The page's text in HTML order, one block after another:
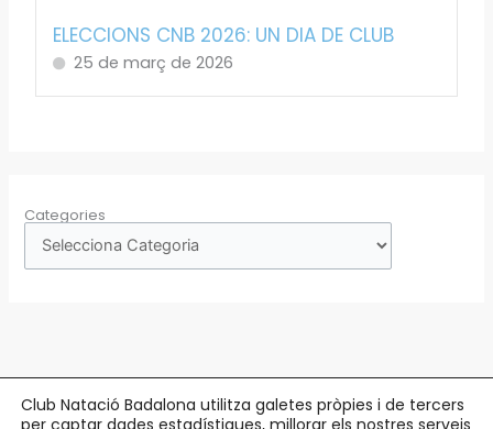
ELECCIONS CNB 2026: UN DIA DE CLUB
25 de març de 2026
Categories
Club Natació Badalona utilitza galetes pròpies i de tercers
per captar dades estadístiques, millorar els nostres serveis